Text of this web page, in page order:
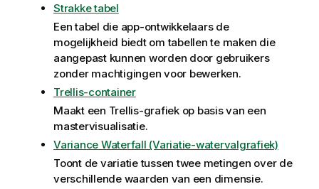
Strakke tabel
Een tabel die app-ontwikkelaars de
mogelijkheid biedt om tabellen te maken die
aangepast kunnen worden door gebruikers
zonder machtigingen voor bewerken.
Trellis-container
Maakt een Trellis-grafiek op basis van een
mastervisualisatie.
Variance Waterfall (Variatie-watervalgrafiek)
Toont de variatie tussen twee metingen over de
verschillende waarden van een dimensie.